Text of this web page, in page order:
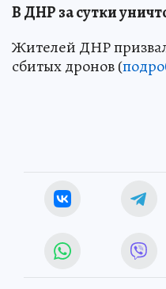
В ДНР за сутки
Жителей ДНР
сбитых дронов (